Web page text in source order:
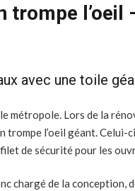
trompe l’oeil
avec une toile
Lors de la
trompe l’oeil géant.
de sécurité pour les
chargé de la conception,